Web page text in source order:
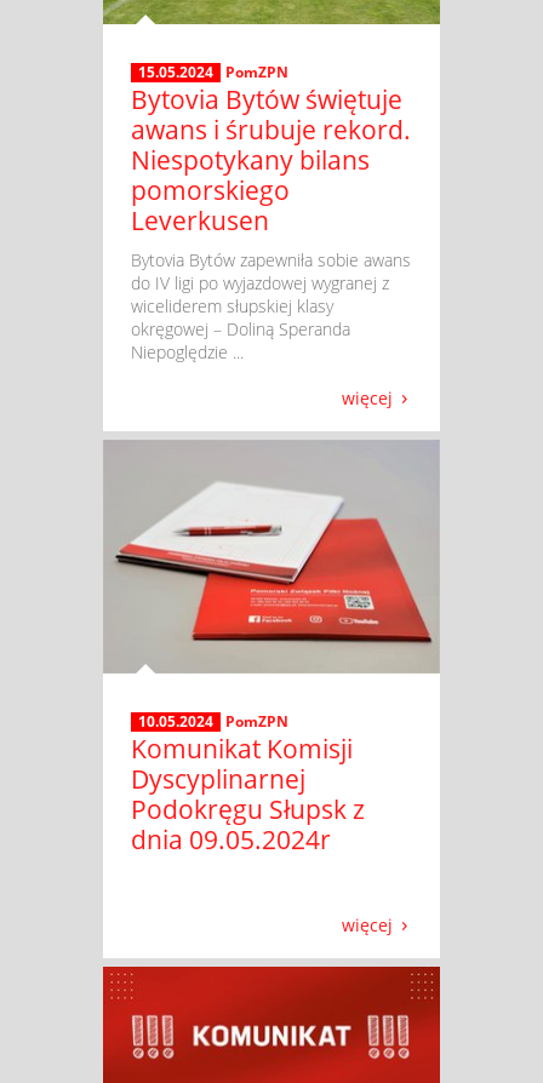
15.05.2024 PomZPN
Bytovia Bytów świętuje
awans i śrubuje rekord.
Niespotykany bilans
pomorskiego
Leverkusen
​ Bytovia Bytów zapewniła sobie awans
do IV ligi po wyjazdowej wygranej z
wiceliderem słupskiej klasy
okręgowej – Doliną Speranda
Niepoględzie ...
więcej
10.05.2024 PomZPN
Komunikat Komisji
Dyscyplinarnej
Podokręgu Słupsk z
dnia 09.05.2024r
więcej